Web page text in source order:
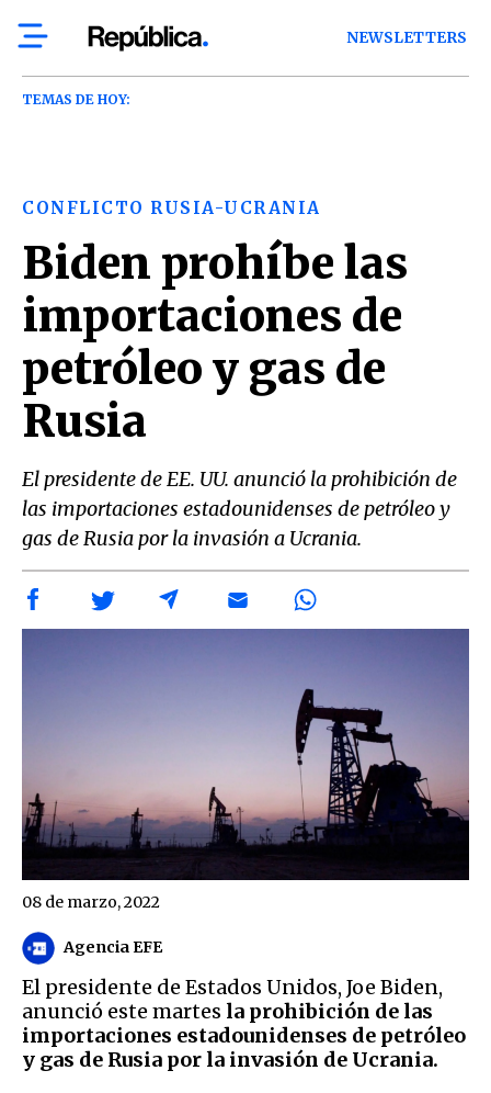
NEWSLETTERS
TEMAS DE HOY:
CONFLICTO RUSIA-UCRANIA
Biden prohíbe las
importaciones de
petróleo y gas de
Rusia
El presidente de EE. UU. anunció la prohibición de
las importaciones estadounidenses de petróleo y
gas de Rusia por la invasión a Ucrania.
Agencia EFE
08 de marzo, 2022
El presidente de Estados Unidos, Joe Biden,
anunció este martes la prohibición de las
importaciones estadounidenses de petróleo
y gas de Rusia por la invasión de Ucrania.